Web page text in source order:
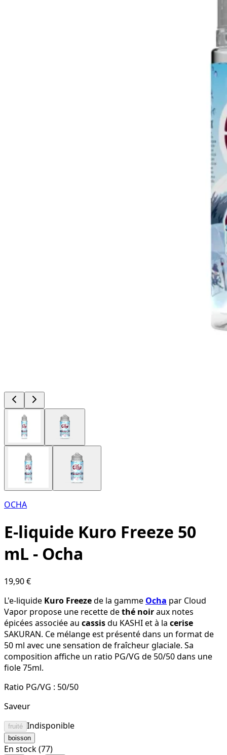
OCHA
E-liquide Kuro Freeze 50
mL - Ocha
19,90 €
L'e-liquide Kuro Freezede la gamme Ocha par Cloud
Vapor propose une recette dethé noiraux notes
épicées associée au cassisdu KASHI et à la cerise
SAKURAN. Ce mélange est présenté dans un format de
50 ml avec une sensation de fraîcheur glaciale. Sa
composition affiche un ratio PG/VG de 50/50 dans une
fiole 75ml.
Ratio PG/VG : 50/50
Saveur
fruité Indisponible
boisson
En stock (77)